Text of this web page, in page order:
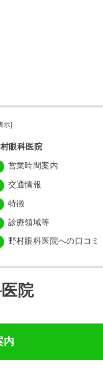
示]
眼科医院
営業時間案内
交通情報
特徴
診療領域等
野村眼科医院への口コミ
院
内